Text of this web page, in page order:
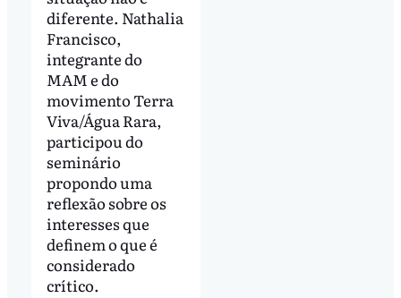
diferente. Nathalia
Francisco,
integrante do
MAM e do
movimento Terra
Viva/Água Rara,
participou do
seminário
propondo uma
reflexão sobre os
interesses que
definem o que é
considerado
crítico.